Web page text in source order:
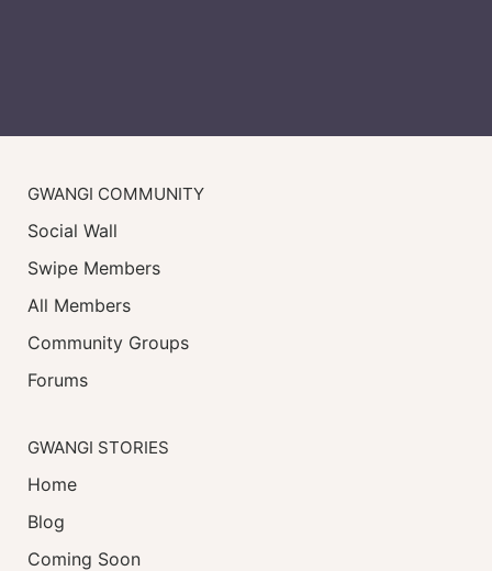
GWANGI COMMUNITY
Social Wall
Swipe Members
All Members
Community Groups
Forums
GWANGI STORIES
Home
Blog
Coming Soon